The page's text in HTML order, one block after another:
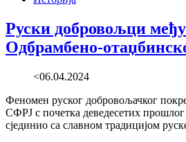
Руски добровољци
Одбрамбено-
<06.04.2024
Феномен руског добровољачког
СФРЈ с почетка деведесетих прошлог
сјединио са славном традицијом